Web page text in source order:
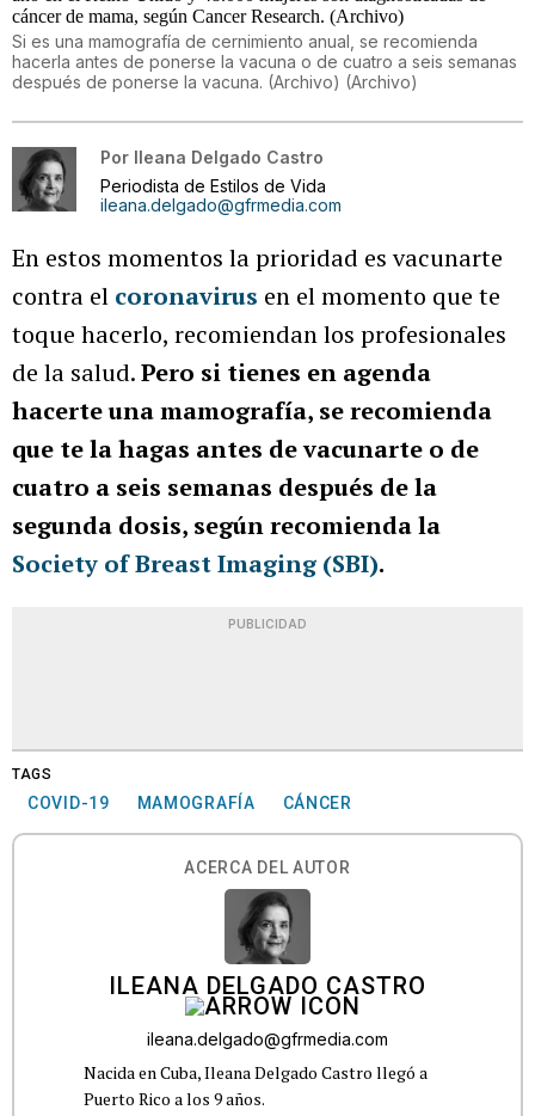
Si es una mamografía de cernimiento anual, se recomienda
hacerla antes de ponerse la vacuna o de cuatro a seis semanas
después de ponerse la vacuna. (Archivo) (Archivo)
Por Ileana Delgado Castro
Periodista de Estilos de Vida
ileana.delgado@gfrmedia.com
En estos momentos la prioridad es vacunarte
contra el coronavirus en el momento que te
toque hacerlo, recomiendan los profesionales
de la salud.Pero si tienes en agenda
hacerte una mamografía, se recomienda
que te la hagas antes de vacunarte o de
cuatro a seis semanas después de la
segunda dosis, según recomienda la
Society of Breast Imaging (SBI).
PUBLICIDAD
TAGS
COVID-19 MAMOGRAFÍA CÁNCER
ACERCA DEL AUTOR
ILEANA DELGADO CASTRO
ileana.delgado@gfrmedia.com
Nacida en Cuba, Ileana Delgado Castro llegó a
Puerto Rico a los 9 años.